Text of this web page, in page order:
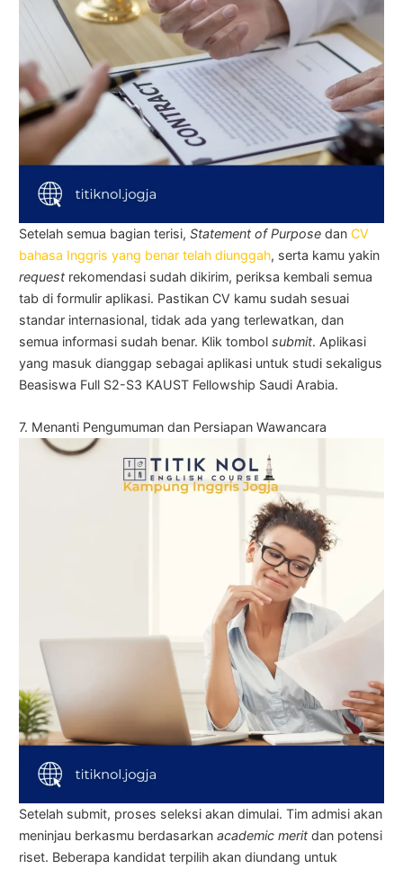
Setelah semua bagian terisi,Statement of Purpose danCV
bahasa Inggris yang benar telah diunggah, serta kamu yakin
request rekomendasi sudah dikirim, periksa kembali semua
tab di formulir aplikasi. Pastikan CV kamu sudah sesuai
standar internasional, tidak ada yang terlewatkan, dan
semua informasi sudah benar. Klik tombolsubmit. Aplikasi
yang masuk dianggap sebagai aplikasi untuk studi sekaligus
Beasiswa Full S2-S3 KAUST Fellowship Saudi Arabia.
7. Menanti Pengumuman dan Persiapan Wawancara
Setelah submit, proses seleksi akan dimulai. Tim admisi akan
meninjau berkasmu berdasarkanacademic merit dan potensi
riset. Beberapa kandidat terpilih akan diundang untuk